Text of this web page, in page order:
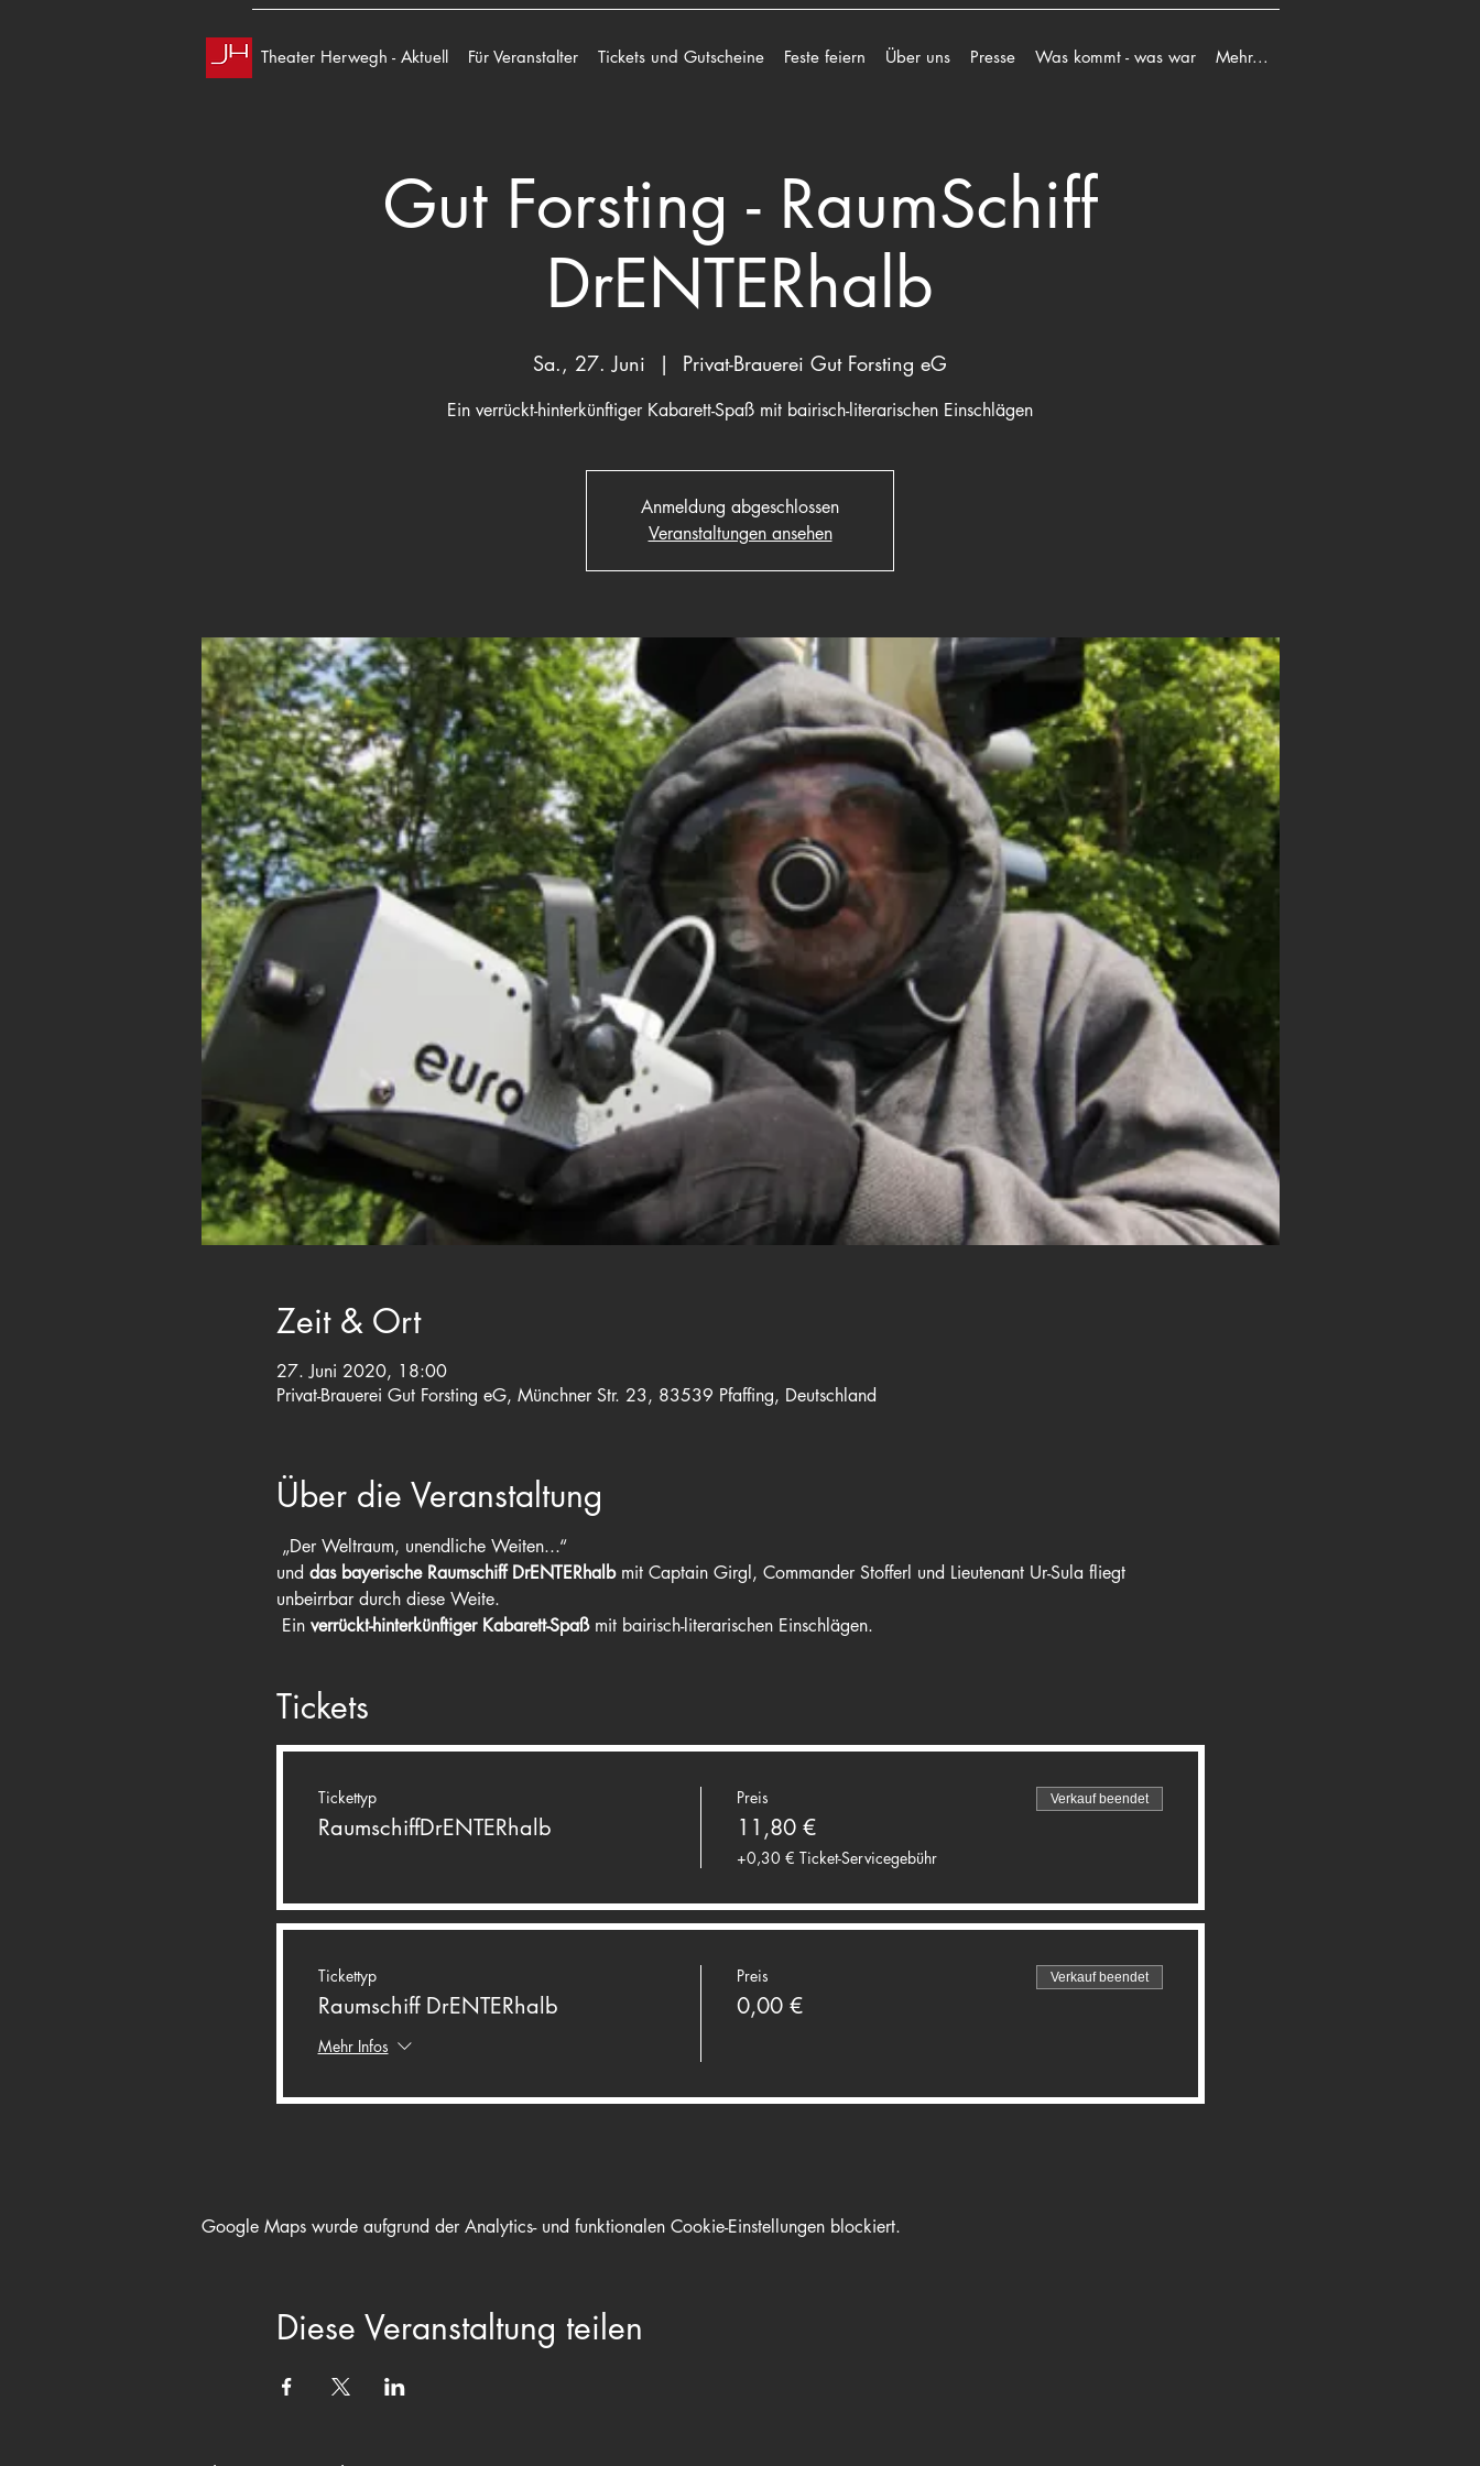
Theater Herwegh - Aktuell Für Veranstalter Tickets und Gutscheine Feste feiern Über uns Presse Was kommt - was war Mehr...
Gut Forsting - RaumSchiff
DrENTERhalb
Sa., 27. Juni
  |
Privat-Brauerei Gut Forsting eG
Ein verrückt-hinterkünftiger Kabarett-Spaß mit bairisch-literarischen Einschlägen
Anmeldung abgeschlossen
Veranstaltungen ansehen
Zeit & Ort
27. Juni 2020, 18:00
Privat-Brauerei Gut Forsting eG, Münchner Str. 23, 83539 Pfaffing, Deutschland
Über die Veranstaltung
„Der Weltraum, unendliche Weiten...“
und das bayerische Raumschiff DrENTERhalb mit Captain Girgl, Commander Stofferl und Lieutenant Ur-Sula fliegt
unbeirrbar durch diese Weite.
Ein verrückt-hinterkünftiger Kabarett-Spaß mit bairisch-literarischen Einschlägen.
Tickets
Tickettyp
RaumschiffDrENTERhalb
Preis
11,80 €
+0,30 € Ticket-Servicegebühr
Verkauf beendet
Tickettyp
Raumschiff DrENTERhalb
Mehr Infos
Preis
0,00 €
Verkauf beendet
Google Maps wurde aufgrund der Analytics- und funktionalen Cookie-Einstellungen blockiert.
Diese Veranstaltung teilen